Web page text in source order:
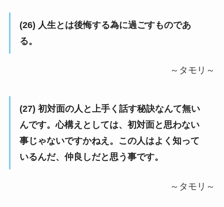
(26) 人生とは後悔する為に過ごすものであ
る。
～タモリ～
(27) 初対面の人と上手く話す秘訣なんて無い
んです。心構えとしては、初対面と思わない
事じゃないですかねえ。この人はよく知って
いるんだ、仲良しだと思う事です。
～タモリ～